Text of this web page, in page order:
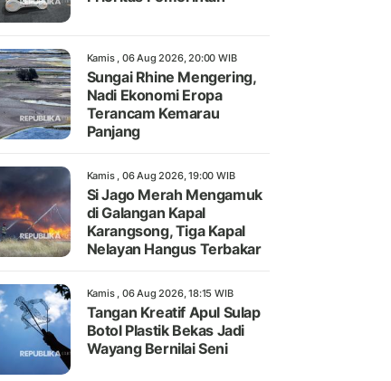
Kamis , 06 Aug 2026, 20:00 WIB
Sungai Rhine Mengering,
Nadi Ekonomi Eropa
Terancam Kemarau
Panjang
Kamis , 06 Aug 2026, 19:00 WIB
Si Jago Merah Mengamuk
di Galangan Kapal
Karangsong, Tiga Kapal
Nelayan Hangus Terbakar
Kamis , 06 Aug 2026, 18:15 WIB
Tangan Kreatif Apul Sulap
Botol Plastik Bekas Jadi
Wayang Bernilai Seni